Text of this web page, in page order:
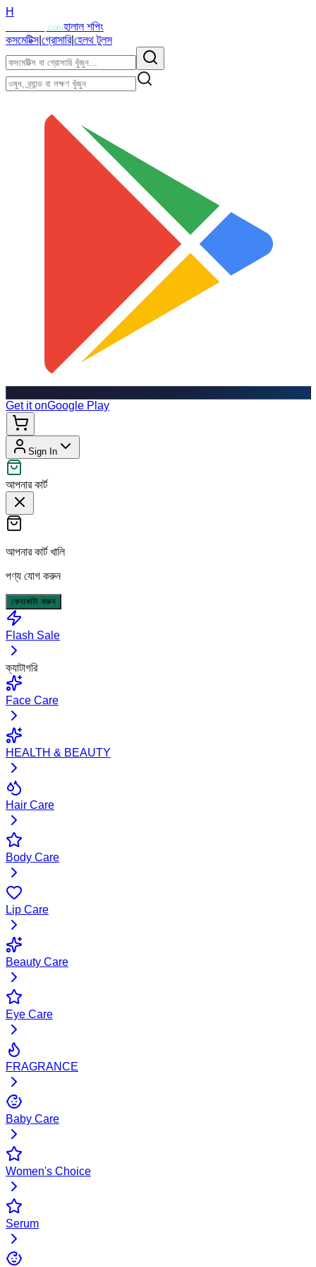
H
.comহালাল শপিং
কসমেটিক্স|গ্রোসারি|হেলথ টুলস
Get it onGoogle Play
Sign In
আপনার কার্ট
আপনার কার্ট খালি
পণ্য যোগ করুন
কেনাকাটা করুন
Flash Sale
ক্যাটাগরি
Face Care
HEALTH & BEAUTY
Hair Care
Body Care
Lip Care
Beauty Care
Eye Care
FRAGRANCE
Baby Care
Women's Choice
Serum